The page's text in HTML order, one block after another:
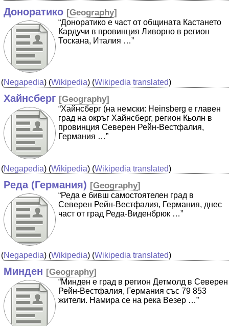
Доноратико [Geography]
“Доноратико е част от общината Кастането
Кардучи в провинция Ливорно в регион
Тоскана, Италия …”
(Negapedia) (Wikipedia) (Wikipedia translated)
Хайнсберг [Geography]
“Хайнсберг (на немски: Heinsberg е главен
град на окръг Хайнсберг, регион Кьолн в
провинция Северен Рейн-Вестфалия,
Германия …”
(Negapedia) (Wikipedia) (Wikipedia translated)
Реда (Германия) [Geography]
“Реда е бивш самостоятелен град в
Северен Рейн-Вестфалия, Германия, днес
част от град Реда-Виденбрюк …”
(Negapedia) (Wikipedia) (Wikipedia translated)
Минден [Geography]
“Минден е град в регион Детмолд в Северен
Рейн-Вестфалия, Германия със 79 853
жители. Намира се на река Везер …”